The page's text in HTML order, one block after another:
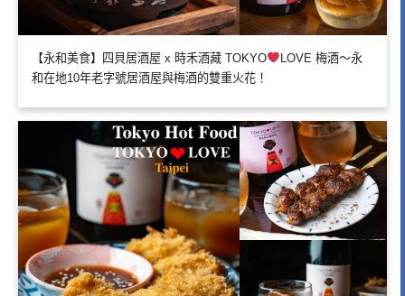
【永和美食】四貝居酒屋 x 時禾酒藏 TOKYO
LOVE 梅酒～永
和在地10年老字號居酒屋與梅酒的雙重火花！